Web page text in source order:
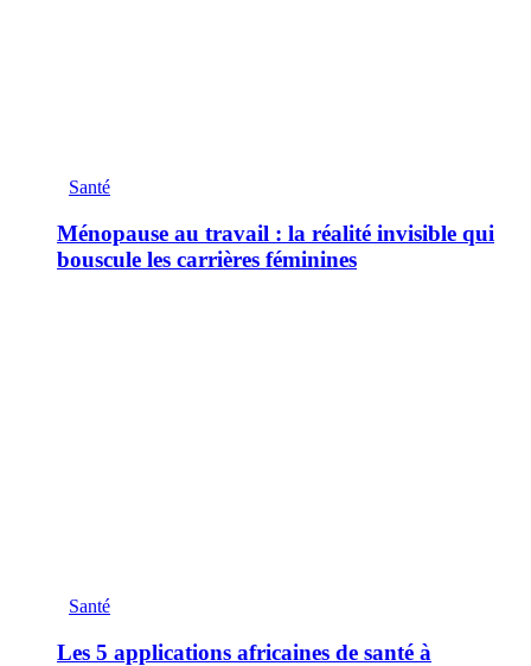
Santé
Ménopause au travail : la réalité invisible qui
bouscule les carrières féminines
Santé
Les 5 applications africaines de santé à